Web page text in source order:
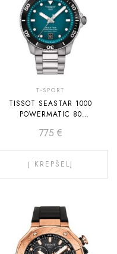
T-SPORT
TISSOT SEASTAR 1000
POWERMATIC 80
775 €
Į KREPŠELĮ